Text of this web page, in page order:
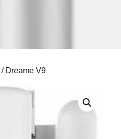
/ Dreame V9